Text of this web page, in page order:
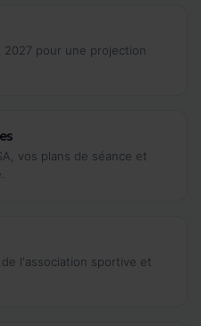
pour une projection
vos plans de séance et
l'association sportive et